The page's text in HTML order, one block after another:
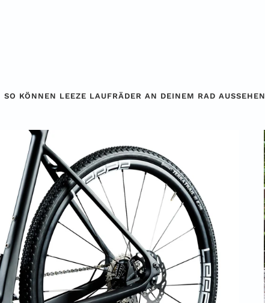
SO KÖNNEN LEEZE LAUFRÄDER AN DEINEM RAD AUSSEHEN